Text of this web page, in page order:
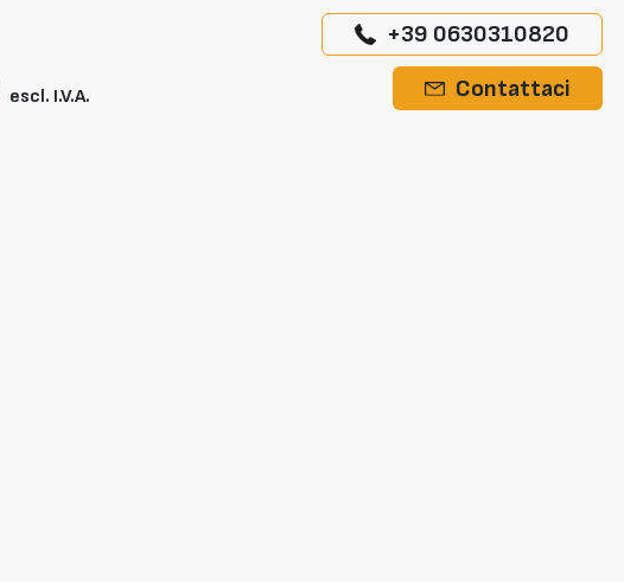
escl. I.V.A.
+39 0630310820
Contattaci